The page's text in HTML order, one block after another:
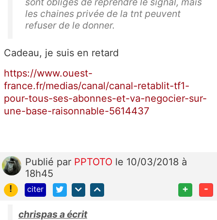
les chaines privée de la tnt peuvent
refuser de le donner.
Cadeau, je suis en retard
https://www.ouest-
france.fr/medias/canal/canal-retablit-tf1-
pour-tous-ses-abonnes-et-va-negocier-sur-
une-base-raisonnable-5614437
Publié par PPTOTO le 10/03/2018 à
18h45
!
citer + -
chrispas a écrit